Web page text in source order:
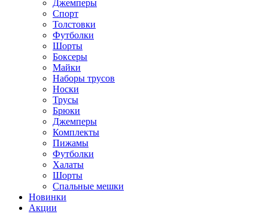
Джемперы
Спорт
Толстовки
Футболки
Шорты
Боксеры
Майки
Наборы трусов
Носки
Трусы
Брюки
Джемперы
Комплекты
Пижамы
Футболки
Халаты
Шорты
Спальные мешки
Новинки
Акции